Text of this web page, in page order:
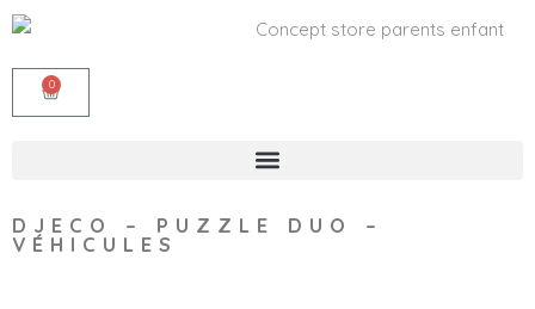
0
DJECO – PUZZLE DUO –
VÉHICULES